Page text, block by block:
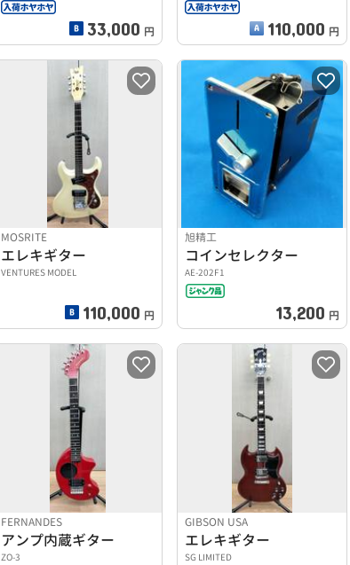
33,000 円 110,000 円
MOSRITE
エレキギター
VENTURES MODEL
110,000 円
旭精工
コインセレクター
AE-202F1
13,200 円
FERNANDES
アンプ内蔵ギター
ZO-3
GIBSON USA
エレキギター
SG LIMITED